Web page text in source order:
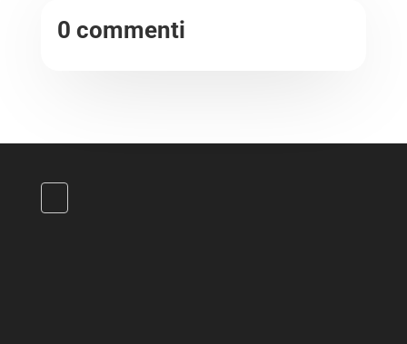
0 commenti